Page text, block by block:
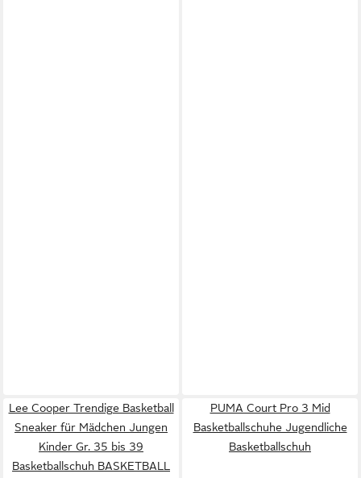
Lee Cooper Trendige Basketball
Sneaker für Mädchen Jungen
Kinder Gr. 35 bis 39
Basketballschuh BASKETBALL
PUMA Court Pro 3 Mid
Basketballschuhe Jugendliche
Basketballschuh